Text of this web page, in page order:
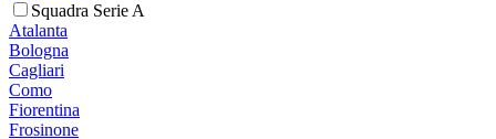
Squadra Serie A
Atalanta
Bologna
Cagliari
Como
Fiorentina
Frosinone